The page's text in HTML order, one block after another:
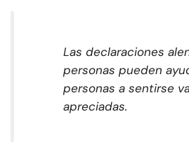
Las declaraciones
personas pueden
personas a sentirse
apreciadas.